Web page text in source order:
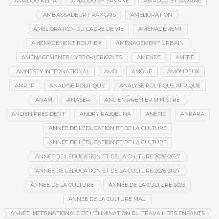
AMBASSADEUR FRANÇAIS AMÉLIORATION
AMÉLIORATION DU CADRE DE VIE AMÉNAGEMENT
AMÉNAGEMENT ROUTIER AMÉNAGEMENT URBAIN
AMÉNAGEMENTS HYDRO-AGRICOLES AMENDE AMITIÉ
AMNESTY INTERNATIONAL AMO AMOUR AMOUREUX
AMRTP ANALYSE POLITIQUE ANALYSE POLITIQUE AFRIQUE
ANAM ANASER ANCIEN PREMIER MINISTRE
ANCIEN PRÉSIDENT ANDRY RAJOELINA ANÉFIS ANKARA
ANNÉE DE L’ÉDUCATION ET DE LA CULTURE
ANNÉE DE L’ÉDUCATION ET DE LA CULTURE
ANNÉE DE L’ÉDUCATION ET DE LA CULTURE 2026-2027
ANNÉE DE L’ÉDUCATION ET DE LA CULTURE 2026-2027
ANNÉE DE LA CULTURE ANNÉE DE LA CULTURE 2025
ANNÉE DE LA CULTURE MALI
ANNÉE INTERNATIONALE DE L'ÉLIMINATION DU TRAVAIL DES ENFANTS